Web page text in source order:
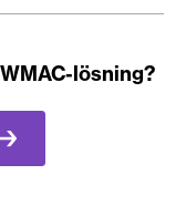
lösning?